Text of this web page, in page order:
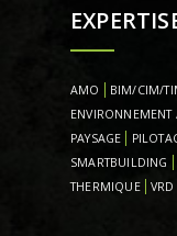
AMO BIM/CIM/
ENVIRONNEMENT
PAYSAGE
SMARTBUILDING
THERMIQUE
VRD